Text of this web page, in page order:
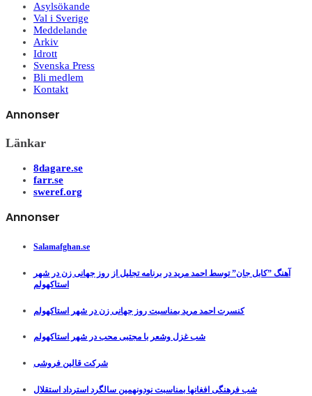
Asylsökande
Val i Sverige
Meddelande
Arkiv
Idrott
Svenska Press
Bli medlem
Kontakt
Annonser
Länkar
8dagare.se
farr.se
sweref.org
Annonser
Salamafghan.se
آهنگ ”کابل جان” توسط احمد مرید در برنامه تجلیل از روز جهانی زن در شهر
استاکهولم
کنسرت احمد مرید بمناسبت روز جهانی زن در شهر استاکهولم
شب غزل وشعر با مجتبی محب در شهر استاکهولم
شرکت قالین فروشی
شب فرهنگی افغانها بمناسبت نودونهمین سالگرد استرداد استقلال